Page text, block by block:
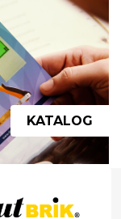
KATALOG